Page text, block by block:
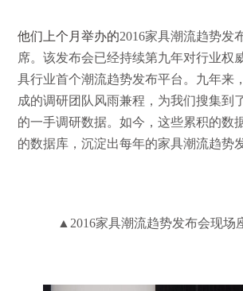
他们 上个月举办的2016家具潮流趋势发
席。该发布会已经持续第九年对行业权
具行业首个潮流趋势发布平台。九年来
成的调研团队风雨兼程，为我们搜集到
的一手调研数据。如今，这些累积的数
的数据库，沉淀出每年的家具潮流趋势
▲2016家具潮流趋势发布会现场